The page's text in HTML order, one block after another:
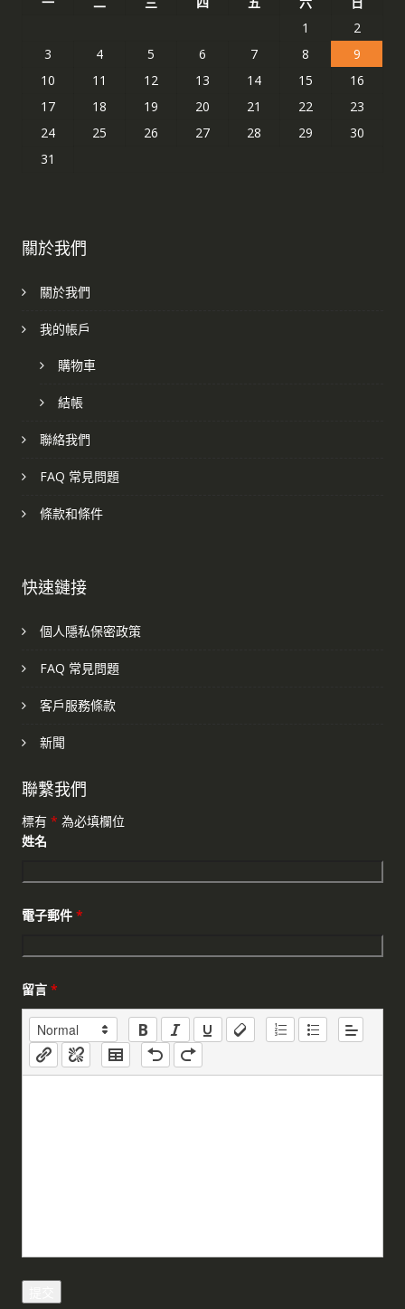
1
2
3
4 5 6 7 8
9
10
11 12 13 14 15
16
17
18 19 20 21 22
23
24
25 26 27 28 29
30
31
關於我們
關於我們
我的帳戶
購物車
結帳
聯絡我們
FAQ 常見問題
條款和條件
快速鏈接
個人隱私保密政策
FAQ 常見問題
客戶服務條款
新聞
聯繫我們
標有 * 為必填欄位
姓名
電子郵件 *
留言 *